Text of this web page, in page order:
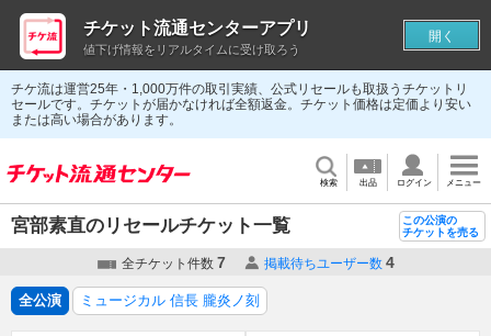
チケ流は運営25年・1,000万件の取引実績、公式リセールも取扱うチケットリ
セールです。チケットが届かなければ全額返金。チケット価格は定価より安い
または高い場合があります。
検索 出品 ログイン メニュー
宮部素直のリセールチケット一覧
この公演の
チケットを売る
全チケット件数 7 掲載待ちユーザー数 4
全公演 ミュージカル 信長 朧炎ノ刻
チケット流通センターアプリ
値下げ情報をリアルタイムに受け取ろう
開く